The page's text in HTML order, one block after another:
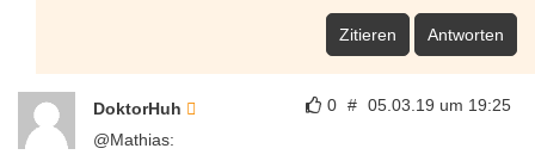
Zitieren Antworten
0 # 05.03.19 um 19:25
DoktorHuh
@Mathias: